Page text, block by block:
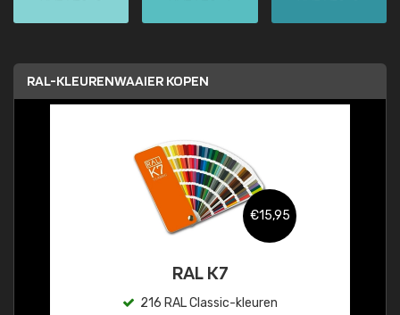
RAL-KLEURENWAAIER KOPEN
€15,95
RAL K7
216 RAL Classic-kleuren